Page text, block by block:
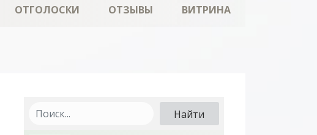
ОТГОЛОСКИ ОТЗЫВЫ ВИТРИНА